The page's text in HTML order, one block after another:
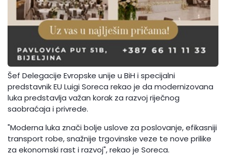
Šef Delegacije Evropske unije u BiH i specijalni
predstavnik EU Luigi Soreca rekao je da modernizovana
luka predstavlja važan korak za razvoj riječnog
saobraćaja i privrede.
"Moderna luka znači bolje uslove za poslovanje, efikasniji
transport robe, snažnije trgovinske veze te nove prilike
za ekonomski rast i razvoj", rekao je Soreca.